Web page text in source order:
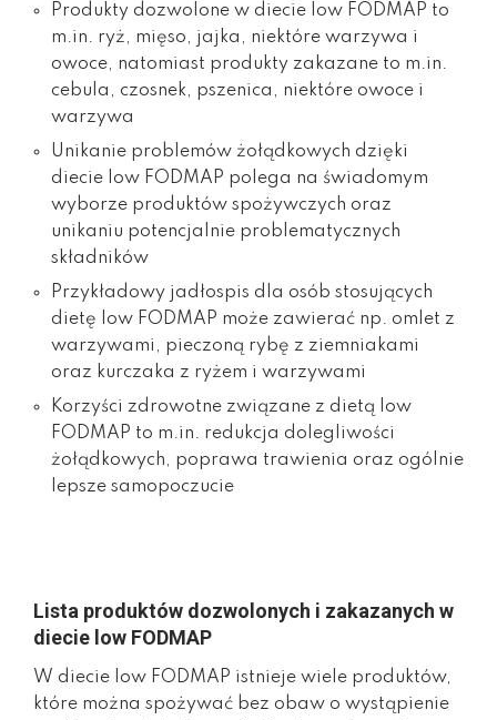
Produkty dozwolone w diecie low FODMAP to
m.in. ryż, mięso, jajka, niektóre warzywa i
owoce, natomiast produkty zakazane to m.in.
cebula, czosnek, pszenica, niektóre owoce i
warzywa
Unikanie problemów żołądkowych dzięki
diecie low FODMAP polega na świadomym
wyborze produktów spożywczych oraz
unikaniu potencjalnie problematycznych
składników
Przykładowy jadłospis dla osób stosujących
dietę low FODMAP może zawierać np. omlet z
warzywami, pieczoną rybę z ziemniakami
oraz kurczaka z ryżem i warzywami
Korzyści zdrowotne związane z dietą low
FODMAP to m.in. redukcja dolegliwości
żołądkowych, poprawa trawienia oraz ogólnie
lepsze samopoczucie
Lista produktów dozwolonych i zakazanych w
diecie low FODMAP
W diecie low FODMAP istnieje wiele produktów,
które można spożywać bez obaw o wystąpienie